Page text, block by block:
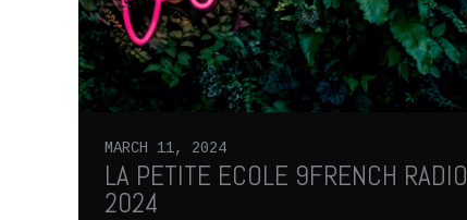
MARCH 11, 2024
LA PETITE ECOLE 9FRENCH RADIO
2024